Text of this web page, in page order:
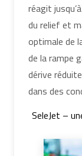
réagit
du relief et
optimale de
de la rampe
dérive
dans des
SeleJet –